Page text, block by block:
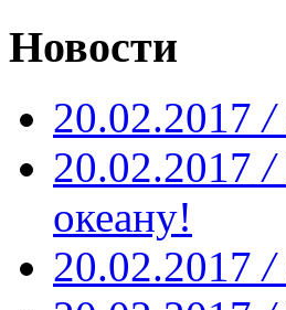
Новости
20.02.2017 /
20.02.2017 /
океану!
20.02.2017 /